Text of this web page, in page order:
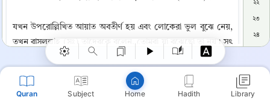
Quran Subject Home Hadith Library
যখন উপরোল্লিখিত আয়াত অবতীর্ণ হয় এবং লোকেরা ভুল বুঝে নেয়,
তখন রাসূলুল্লাহ (সঃ) তাদেরকে বলেন, তোমরা যা বুঝেছো তা নয়। সৎ
বান্দা অর্থাৎ লোকমান হাকীম কি বলেছিলেন তা কি তোমরা শুননি?
তিনি স্বীয় পুত্রকে সম্বোধন করে বলেছিলেনঃ (আরবী) অর্থাৎ “হে
আমার প্রিয় পুত্র! আল্লাহর সাথে শরীক স্থাপন করো না, নিশ্চয়ই তার
২২
২৩
২৪
২৬